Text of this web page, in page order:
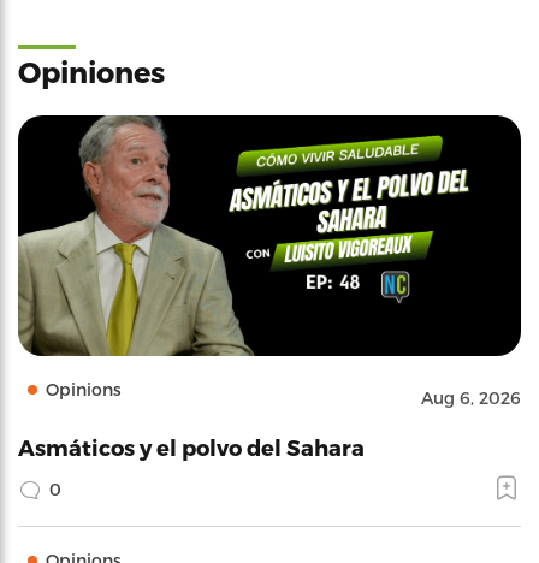
Opiniones
Opinions Aug 6, 2026
Asmáticos y el polvo del Sahara
0